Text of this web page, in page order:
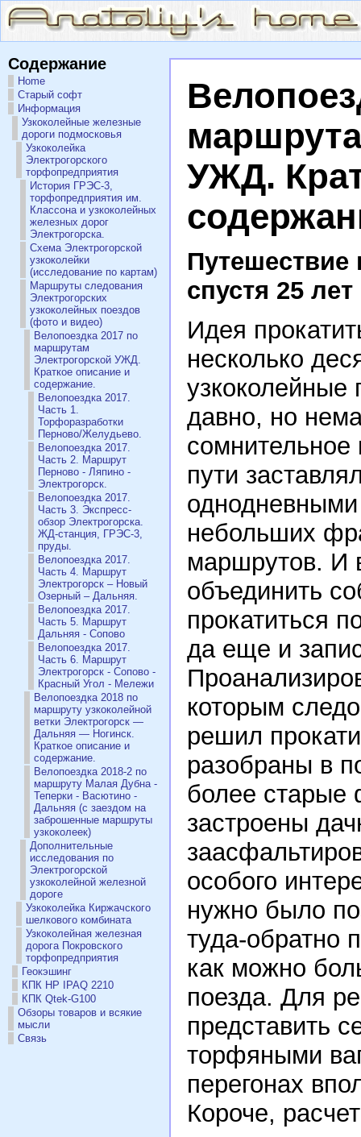
Содержание
Home
Старый софт
Информация
Узкоколейные железные
дороги подмосковья
Узкоколейка
Электрогорского
торфопредприятия
История ГРЭС-3,
торфопредприятия им.
Классона и узкоколейных
железных дорог
Электрогорска.
Схема Электрогорской
узкоколейки
(исследование по картам)
Маршруты следования
Электрогорских
узкоколейных поездов
(фото и видео)
Велопоездка 2017 по
маршрутам
Электрогорской УЖД.
Краткое описание и
содержание.
Велопоездка 2017.
Часть 1.
Торфоразработки
Перново/Желудьево.
Велопоездка 2017.
Часть 2. Маршрут
Перново - Ляпино -
Электрогорск.
Велопоездка 2017.
Часть 3. Экспресс-
обзор Электрогорска.
ЖД-станция, ГРЭС-3,
пруды.
Велопоездка 2017.
Часть 4. Маршрут
Электрогорск – Новый
Озерный – Дальняя.
Велопоездка 2017.
Часть 5. Маршрут
Дальняя - Сопово
Велопоездка 2017.
Часть 6. Маршрут
Электрогорск - Сопово -
Красный Угол - Мележи
Велопоездка 2018 по
маршруту узкоколейной
ветки Электрогорск —
Дальняя — Ногинск.
Краткое описание и
содержание.
Велопоездка 2018-2 по
маршруту Малая Дубна -
Теперки - Васютино -
Дальняя (с заездом на
заброшенные маршруты
узкоколеек)
Дополнительные
исследования по
Электрогорской
узкоколейной железной
дороге
Узкоколейка Киржачского
шелкового комбината
Узкоколейная железная
дорога Покровского
торфопредприятия
Геокэшинг
КПК HP IPAQ 2210
КПК Qtek-G100
Обзоры товаров и всякие
мысли
Связь
УЖД.
Путешествие
спустя 25
Идея
несколько
узкоколейные
давно, но
сомнительное
пути
небольших
маршрутов. И
объединить
прокатиться
да еще и
которым
решил
разобраны в
более старые
застроены
особого
нужно было
туда-обратно
как можно
поезда. Для
представить
торфяными
перегонах
Короче,